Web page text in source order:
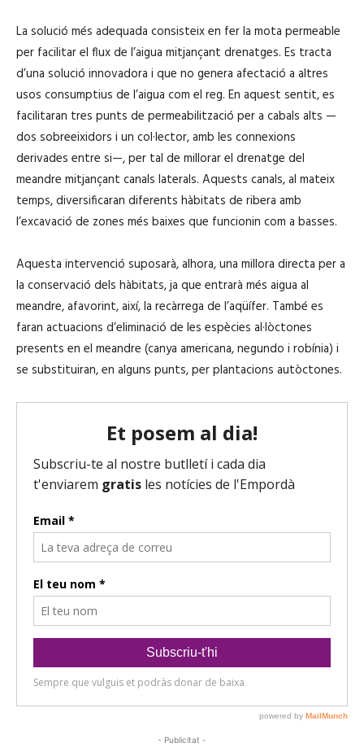
La solució més adequada consisteix en fer la mota permeable
per facilitar el flux de l’aigua mitjançant drenatges. Es tracta
d’una solució innovadora i que no genera afectació a altres
usos consumptius de l’aigua com el reg. En aquest sentit, es
facilitaran tres punts de permeabilització per a cabals alts —
dos sobreeixidors i un col·lector, amb les connexions
derivades entre si—, per tal de millorar el drenatge del
meandre mitjançant canals laterals. Aquests canals, al mateix
temps, diversificaran diferents hàbitats de ribera amb
l’excavació de zones més baixes que funcionin com a basses.
Aquesta intervenció suposarà, alhora, una millora directa per a
la conservació dels hàbitats, ja que entrarà més aigua al
meandre, afavorint, així, la recàrrega de l’aqüífer. També es
faran actuacions d’eliminació de les espècies al·lòctones
presents en el meandre (canya americana, negundo i robínia) i
se substituiran, en alguns punts, per plantacions autòctones.
- Publicitat -